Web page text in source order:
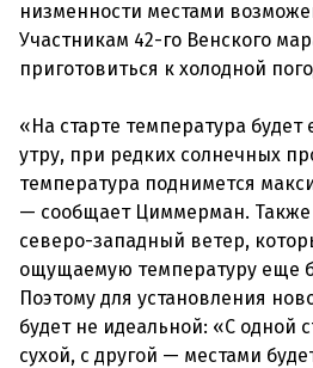
низменности местами
Участникам 42-го Венского
приготовиться к холодной
«На старте температура
утру, при редких солнечных
температура поднимется
— сообщает Циммерман. Также
северо-западный ветер,
ощущаемую температуру еще
Поэтому для установления
будет не идеальной: «С одной
сухой, с другой — местами